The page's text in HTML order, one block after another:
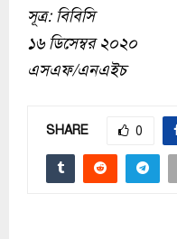
সূত্র: বিবিসি
১৬ ডিসেম্বর ২০২০
এসএফ/এনএইচ
SHARE 0